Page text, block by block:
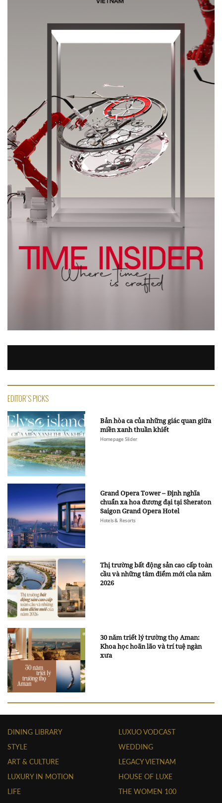
EDITOR'S PICKS
Bản hòa ca của những giác quan giữa
miền xanh thuần khiết
Homepage Slider
Grand Opera Tower – Định nghĩa
chuẩn xa hoa đương đại tại Sheraton
Saigon Grand Opera Hotel
Hotels & Resorts
Thị trường bất động sản cao cấp toàn
cầu và những tâm điểm mới của năm
2026
30 năm triết lý trường thọ Aman:
Khoa học hoãn lão và trí tuệ ngàn
xưa
DINING LIBRARY
STYLE
ART & CULTURE
LUXURY IN MOTION
LIFE
LUXUO VODCAST
WEDDING
LEGACY VIETNAM
HOUSE OF LUXE
THE WOMEN 100